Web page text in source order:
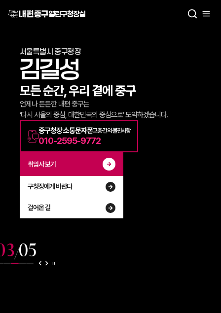
열린구청장실
서울특별시 중구청장
김길성
모든 순간, 우리 곁에 중구
언제나 든든한 내편 중구는
‘다시 서울의 중심, 대한민국의 중심으로’ 도약하겠습니다.
중구청장 소통문자폰고충·건의·불편사항
010-2595-9772
취임사 보기
구청장에게 바란다
걸어온 길
/05